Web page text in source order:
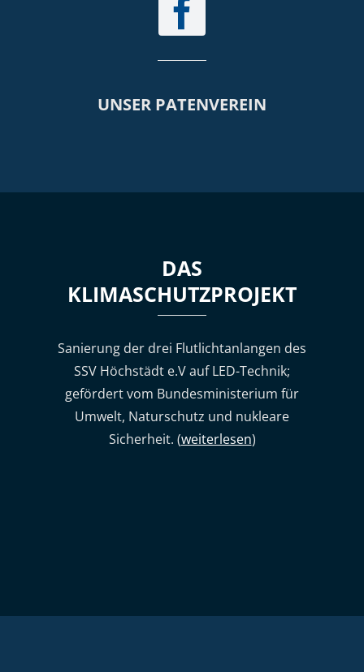
UNSER PATENVEREIN
DAS
KLIMASCHUTZPROJEKT
Sanierung der drei Flutlichtanlangen des
SSV Höchstädt e.V auf LED-Technik;
gefördert vom Bundesministerium für
Umwelt, Naturschutz und nukleare
Sicherheit. (weiterlesen)